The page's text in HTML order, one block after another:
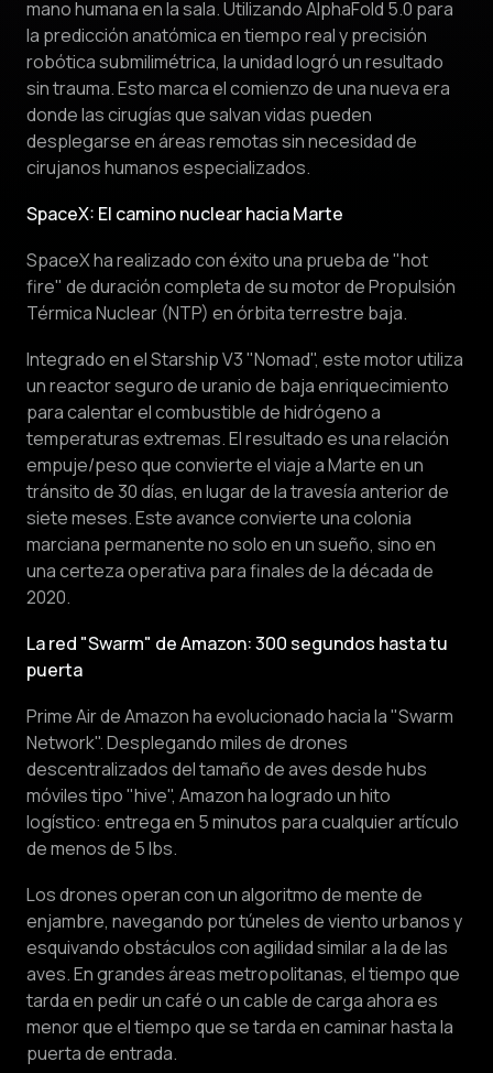
mano humana en la sala. Utilizando AlphaFold 5.0 para
la predicción anatómica en tiempo real y precisión
robótica submilimétrica, la unidad logró un resultado
sin trauma. Esto marca el comienzo de una nueva era
donde las cirugías que salvan vidas pueden
desplegarse en áreas remotas sin necesidad de
cirujanos humanos especializados.
SpaceX: El camino nuclear hacia Marte
SpaceX ha realizado con éxito una prueba de "hot
fire" de duración completa de su motor de Propulsión
Térmica Nuclear (NTP) en órbita terrestre baja.
Integrado en el Starship V3 "Nomad", este motor utiliza
un reactor seguro de uranio de baja enriquecimiento
para calentar el combustible de hidrógeno a
temperaturas extremas. El resultado es una relación
empuje/peso que convierte el viaje a Marte en un
tránsito de 30 días, en lugar de la travesía anterior de
siete meses. Este avance convierte una colonia
marciana permanente no solo en un sueño, sino en
una certeza operativa para finales de la década de
2020.
La red "Swarm" de Amazon: 300 segundos hasta tu
puerta
Prime Air de Amazon ha evolucionado hacia la "Swarm
Network". Desplegando miles de drones
descentralizados del tamaño de aves desde hubs
móviles tipo "hive", Amazon ha logrado un hito
logístico: entrega en 5 minutos para cualquier artículo
de menos de 5 lbs.
Los drones operan con un algoritmo de mente de
enjambre, navegando por túneles de viento urbanos y
esquivando obstáculos con agilidad similar a la de las
aves. En grandes áreas metropolitanas, el tiempo que
tarda en pedir un café o un cable de carga ahora es
menor que el tiempo que se tarda en caminar hasta la
puerta de entrada.